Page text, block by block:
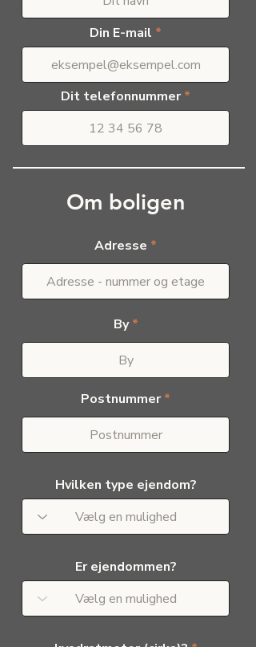
Din E-mail
Dit telefonnummer
Om boligen
Adresse
By
Postnummer
Hvilken type ejendom?
Er ejendommen?